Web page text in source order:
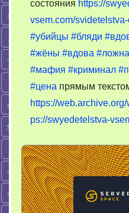
состояния https://
vsem.com/
#убийцы #бляди
#жёны #вдова
#мафия #криминал
#цена прямым
https://
ps://swyedetelstva-